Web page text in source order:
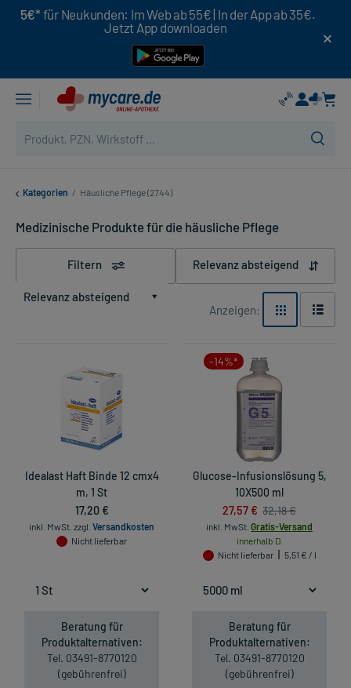
5€* für Neukunden: Im Web ab 55€ | In der App ab 35€.
Jetzt App downloaden
Kategorien / Häusliche Pflege (2744)
Medizinische Produkte für die häusliche Pflege
Filtern Relevanz absteigend
Relevanz absteigend
Anzeigen:
Idealast Haft Binde 12 cmx4
m, 1 St
17,20 €
inkl. MwSt. zzgl. Versandkosten
Nicht lieferbar
Beratung für
Produktalternativen:
Tel. 03491-8770120
(gebührenfrei)
-14%*
Glucose-Infusionslösung 5,
10X500 ml
27,57 € 32,18 €
inkl. MwSt. Gratis-Versand
innerhalb D.
Nicht lieferbar
5,51 € / l
Beratung für
Produktalternativen:
Tel. 03491-8770120
(gebührenfrei)